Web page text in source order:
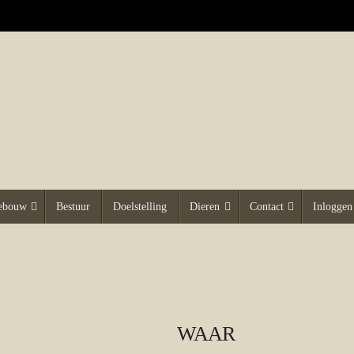
Bestuur Doelstelling Dieren Contact Inloggen
WAAR